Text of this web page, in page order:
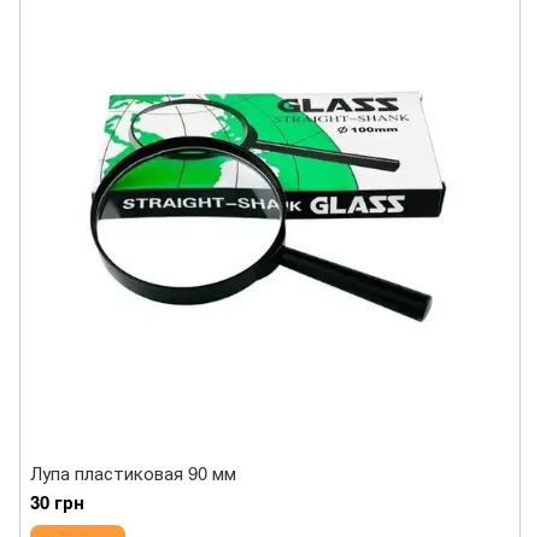
Лупа пластиковая 90 мм
30 грн